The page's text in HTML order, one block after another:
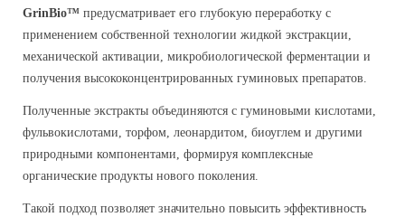
GrinBio™ предусматривает его глубокую переработку с
применением собственной технологии жидкой экстракции,
механической активации, микробиологической ферментации и
получения высококонцентрированных гуминовых препаратов.
Полученные экстракты объединяются с гуминовыми кислотами,
фульвокислотами, торфом, леонардитом, биоуглем и другими
природными компонентами, формируя комплексные
органические продукты нового поколения.
Такой подход позволяет значительно повысить эффективность